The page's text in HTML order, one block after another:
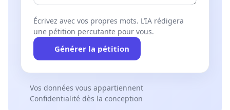
Écrivez avec vos propres mots. L’IA rédigera
une pétition percutante pour vous.
Générer la pétition
Vos données vous appartiennent
Confidentialité dès la conception